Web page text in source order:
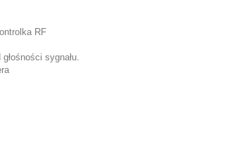
RF
sygnału.